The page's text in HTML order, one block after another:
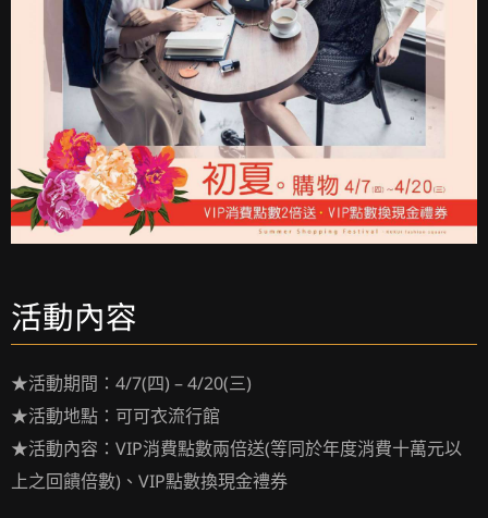
活動內容
★活動期間：4/7(四) – 4/20(三)
★活動地點：可可衣流行館
★活動內容：VIP消費點數兩倍送(等同於年度消費十萬元以
上之回饋倍數)、VIP點數換現金禮券